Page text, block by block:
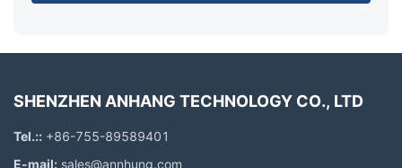
SHENZHEN ANHANG TECHNOLOGY CO., LTD
Tel.:: +86-755-89589401
E-mail: sales@annhung.com